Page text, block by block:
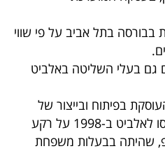
הרשת בבורסה בתל אביב על פי שווי
גם בעלי השליטה באלביט
בפיתוח ובייצור של
מערכות לחימה. השניים נכנסו לאלביט ב-1998 על רקע
שהיתה בבעלות משפחת